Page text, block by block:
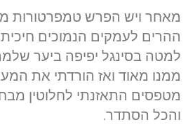
מאחר ויש הפרש טמפרטורות
ההרים לעמקים הנמוכים
למטה בסינגל יפיפה ביער
ממנו מאוד ואז הורדתי את
מטפסים התאזנתי לחלוטין
והכל הסתדר.